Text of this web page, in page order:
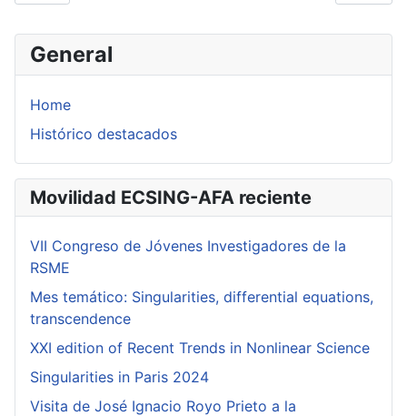
General
Home
Histórico destacados
Movilidad ECSING-AFA reciente
VII Congreso de Jóvenes Investigadores de la
RSME
Mes temático: Singularities, differential equations,
transcendence
XXI edition of Recent Trends in Nonlinear Science
Singularities in Paris 2024
Visita de José Ignacio Royo Prieto a la